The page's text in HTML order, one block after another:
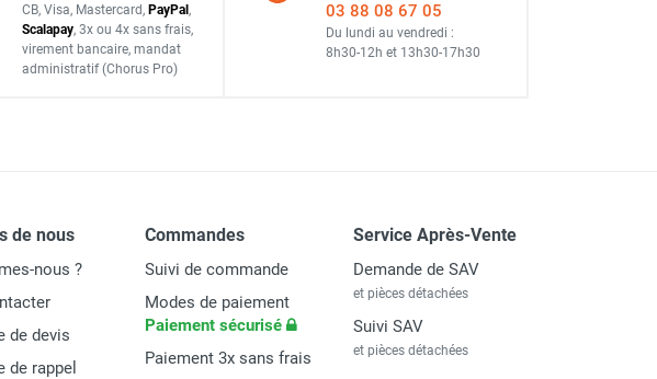
CB, Visa, Mastercard, PayPal ,
Scalapay, 3x ou 4x sans frais,
virement bancaire, mandat
administratif (Chorus Pro)
03 88 08 67 05
Du lundi au vendredi :
8h30-12h et 13h30-17h30
de nous
nous ?
de devis
de rappel
Commandes
Suivi de commande
Modes de paiement
Paiement sécurisé
Paiement 3x sans frais
Service Après-Vente
Demande de SAV
et pièces détachées
Suivi SAV
et pièces détachées